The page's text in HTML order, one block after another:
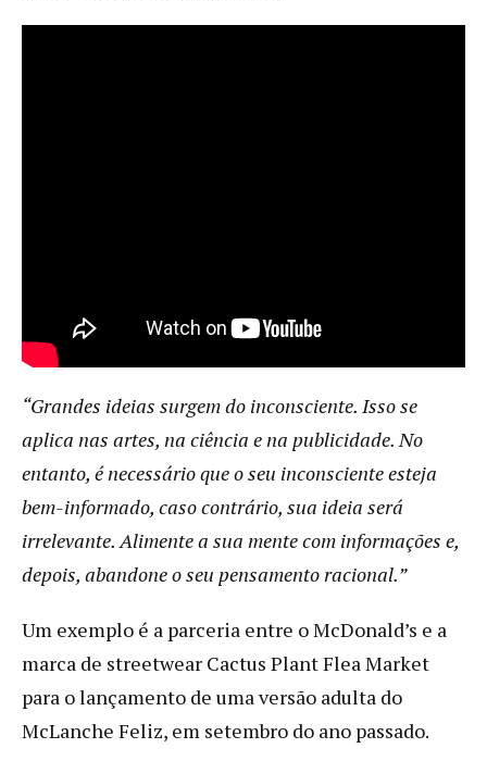
“Grandes ideias surgem do inconsciente. Isso se
aplica nas artes, na ciência e na publicidade. No
entanto, é necessário que o seu inconsciente esteja
bem-informado, caso contrário, sua ideia será
irrelevante. Alimente a sua mente com informações e,
depois, abandone o seu pensamento racional.”
Um exemplo é a parceria entre o McDonald’s e a
marca de streetwear Cactus Plant Flea Market
para o lançamento de uma versão adulta do
McLanche Feliz, em setembro do ano passado.